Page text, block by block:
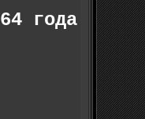
года